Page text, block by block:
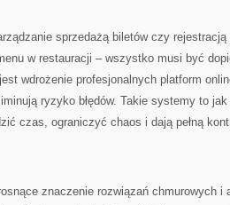
sprzedażą biletów czy
w restauracji – wszystko musi być
wdrożenie profesjonalnych platform
ryzyko błędów. Takie systemy to
czas, ograniczyć chaos i dają pełną
znaczenie rozwiązań chmurowych i